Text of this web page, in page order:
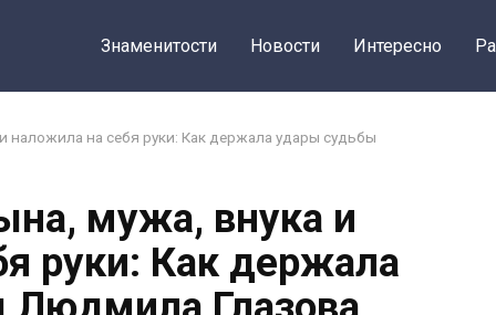
Знаменитости Новости Интересно
наложила на себя руки: Как держала удары судьбы
мужа, внука и
руки: Как держала